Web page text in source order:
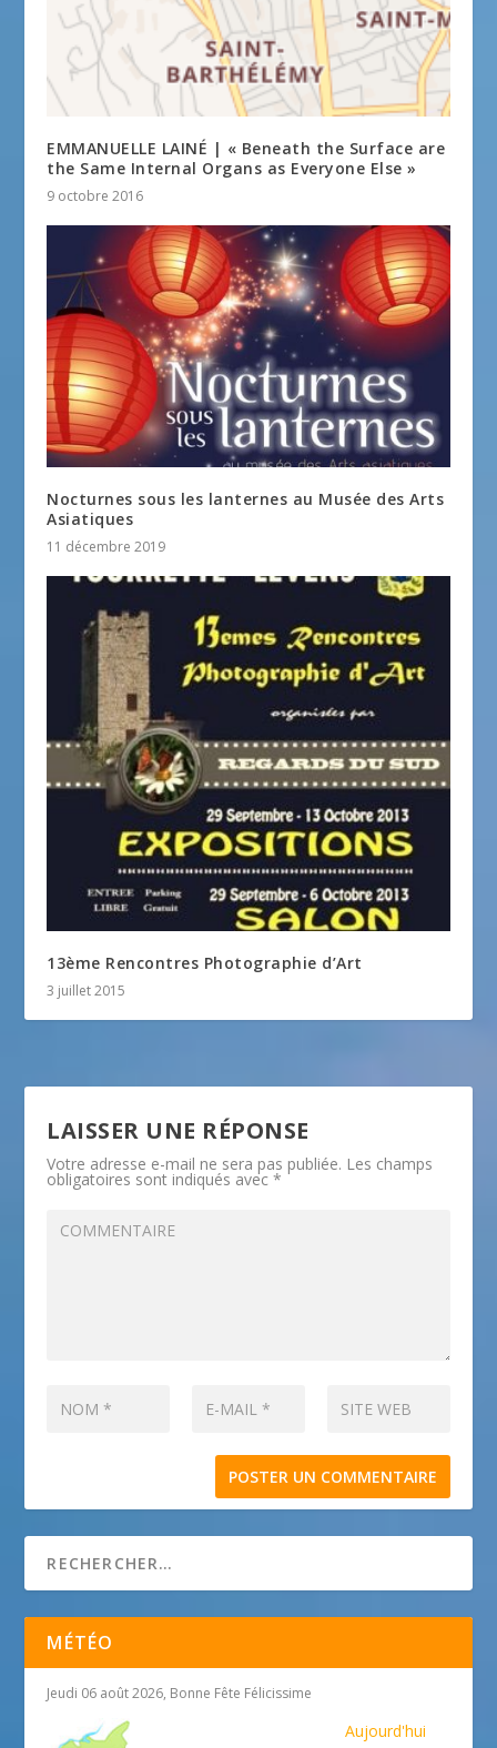
EMMANUELLE LAINÉ | « Beneath the Surface are
the Same Internal Organs as Everyone Else »
9 octobre 2016
Nocturnes sous les lanternes au Musée des Arts
Asiatiques
11 décembre 2019
13ème Rencontres Photographie d’Art
3 juillet 2015
LAISSER UNE RÉPONSE
Votre adresse e-mail ne sera pas publiée. Les champs
obligatoires sont indiqués avec*
MÉTÉO
Jeudi 06 août 2026, Bonne Fête Félicissime
Aujourd'hui